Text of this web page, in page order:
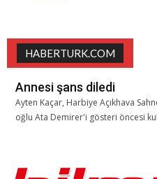
HABERTURK.COM
Annesi şans diledi
Ayten Kaçar, Harbiye Açıkhava
oğlu Ata Demirer'i gösteri öncesi